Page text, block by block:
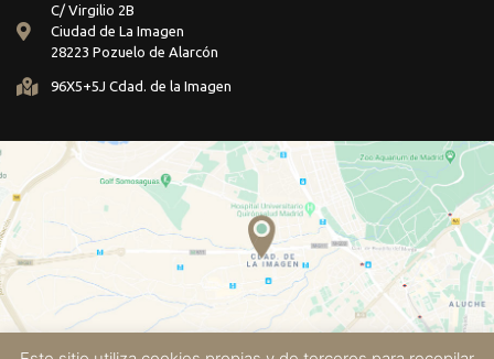
C/ Virgilio 2B
Ciudad de La Imagen
28223 Pozuelo de Alarcón
96X5+5J Cdad. de la Imagen